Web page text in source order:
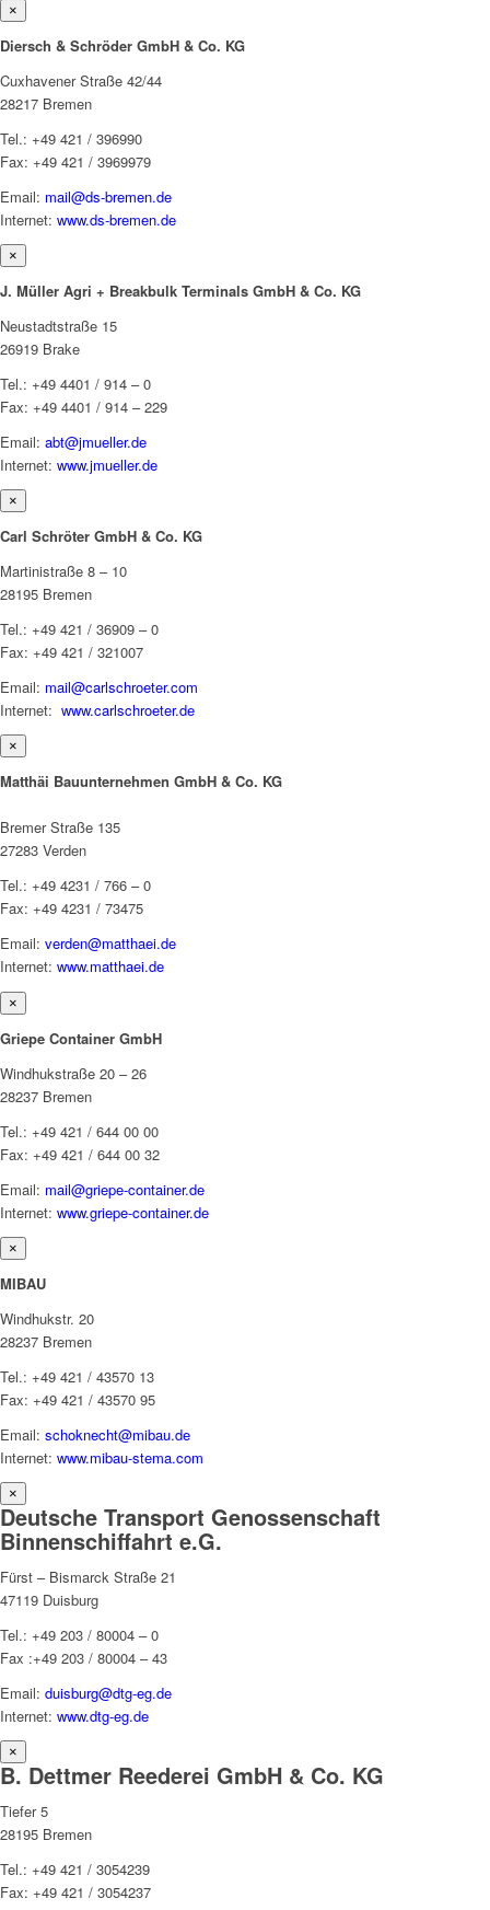
×
Diersch & Schröder GmbH & Co. KG
Cuxhavener Straße 42/44
28217 Bremen
Tel.: +49 421 / 396990
Fax: +49 421 / 3969979
Email: mail@ds-bremen.de
Internet: www.ds-bremen.de
×
J. Müller Agri + Breakbulk Terminals GmbH & Co. KG
Neustadtstraße 15
26919 Brake
Tel.: +49 4401 / 914 – 0
Fax: +49 4401 / 914 – 229
Email: abt@jmueller.de
Internet: www.jmueller.de
×
Carl Schröter GmbH & Co. KG
Martinistraße 8 – 10
28195 Bremen
Tel.: +49 421 / 36909 – 0
Fax: +49 421 / 321007
Email: mail@carlschroeter.com
Internet: www.carlschroeter.de
×
Matthäi Bauunternehmen GmbH & Co. KG
Bremer Straße 135
27283 Verden
Tel.: +49 4231 / 766 – 0
Fax: +49 4231 / 73475
Email: verden@matthaei.de
Internet: www.matthaei.de
×
Griepe Container GmbH
Windhukstraße 20 – 26
28237 Bremen
Tel.: +49 421 / 644 00 00
Fax: +49 421 / 644 00 32
Email: mail@griepe-container.de
Internet: www.griepe-container.de
×
MIBAU
Windhukstr. 20
28237 Bremen
Tel.: +49 421 / 43570 13
Fax: +49 421 / 43570 95
Email: schoknecht@mibau.de
Internet: www.mibau-stema.com
×
Deutsche Transport Genossenschaft
Binnenschiffahrt e.G.
Fürst – Bismarck Straße 21
47119 Duisburg
Tel.: +49 203 / 80004 – 0
Fax :+49 203 / 80004 – 43
Email: duisburg@dtg-eg.de
Internet: www.dtg-eg.de
×
B. Dettmer Reederei GmbH & Co. KG
Tiefer 5
28195 Bremen
Tel.: +49 421 / 3054239
Fax: +49 421 / 3054237